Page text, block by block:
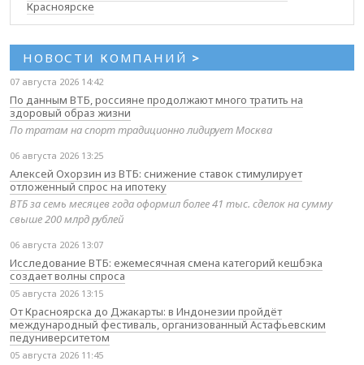
Красноярске
НОВОСТИ КОМПАНИЙ >
07 августа 2026 14:42
По данным ВТБ, россияне продолжают много тратить на
здоровый образ жизни
По тратам на спорт традиционно лидирует Москва
06 августа 2026 13:25
Алексей Охорзин из ВТБ: снижение ставок стимулирует
отложенный спрос на ипотеку
ВТБ за семь месяцев года оформил более 41 тыс. сделок на сумму
свыше 200 млрд рублей
06 августа 2026 13:07
Исследование ВТБ: ежемесячная смена категорий кешбэка
создает волны спроса
05 августа 2026 13:15
От Красноярска до Джакарты: в Индонезии пройдёт
международный фестиваль, организованный Астафьевским
педуниверситетом
05 августа 2026 11:45